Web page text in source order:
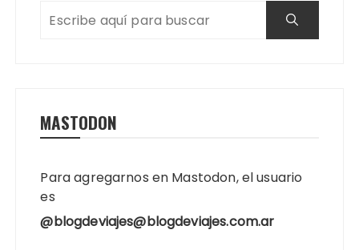
MASTODON
Para agregarnos en Mastodon, el usuario
es
@blogdeviajes@blogdeviajes.com.ar